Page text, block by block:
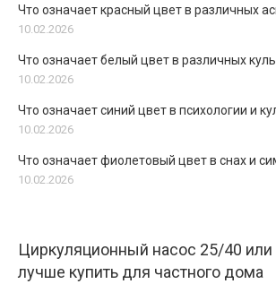
Что означает красный цвет в различных
10.02.2026
Что означает белый цвет в различных
10.02.2026
Что означает синий цвет в психологии и
10.02.2026
Что означает фиолетовый цвет в снах и
10.02.2026
Циркуляционный насос 25/40 или
лучше купить для частного дома